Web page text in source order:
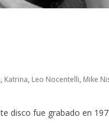
, Katrina, Leo Nocentelli, Mike
disco fue grabado en